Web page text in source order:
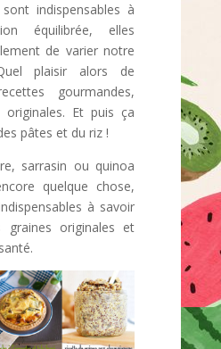
indispensables à
équilibrée, elles
de varier notre
plaisir alors de
gourmandes,
originales. Et puis ça
pâtes et du riz !
sarrasin ou quinoa
quelque chose,
à savoir
graines originales et